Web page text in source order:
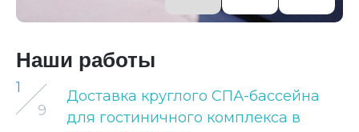
Наши работы
1
9
Доставка круглого СПА-бассейна
для гостиничного комплекса в